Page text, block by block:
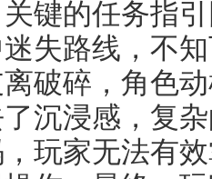
键的任务指
失路线，不
破碎，角色
沉浸感，复
玩家无法有